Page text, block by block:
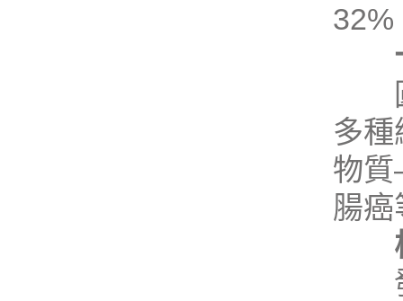
32%
圓
多種
物
腸癌
發